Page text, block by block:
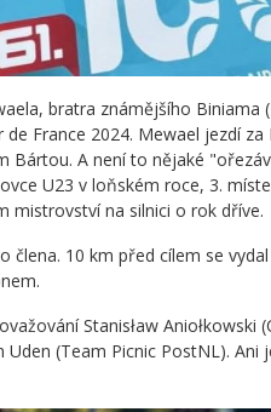
bratra známějšího Biniama
France 2024. Mewael jezdí za
Bártou. A není to nějaké
U23 v loňském roce, 3.
mistrovství na silnici o rok dříve.
člena. 10 km před cílem se
Stanisław Aniołkowski
Uden (Team Picnic PostNL). Ani